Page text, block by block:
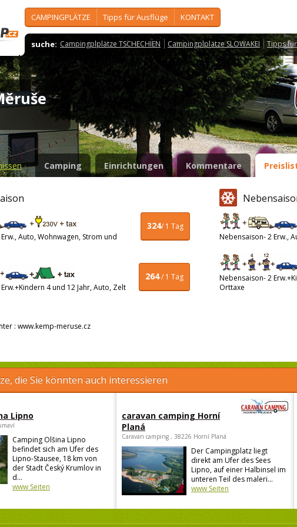
CAMPINGPLÄTZE Tipps für Ausflüge KONTAKT
suche: Campingplplätze TSCHECHIEN Campingplplätze SLOWAKEI Tipps
Camping Einrichtungen Kommentare
324/ 1 Tag
Auto, Wohnwagen, Strom und
264/ 1 Tag
4 und 12 Jahr, Auto, Zelt
Nebensaison- 2 Erw.,
Nebensaison- 2
Orttaxe
: www.kemp-meruse.cz
die Sie könnten auch interessieren
Lipno
Camping Olšina Lipno
befindet sich am Ufer des
Lipno-Stausee, 18 km von
der Stadt Český Krumlov in
d...
www Seiten
caravan camping Horní
Planá
Caravan camping , 38226 Horní Planá
Der Campingplatz liegt
direkt am Ufer des Sees
Lipno, auf einer Halbinsel im
unteren Teil des maleri...
www Seiten